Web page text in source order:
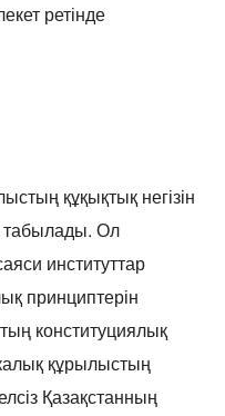
ретінде
құқықтық негізін
табылады. Ол
институттар
принциптерін
конституциялық
құрылыстың
Қазақстанның